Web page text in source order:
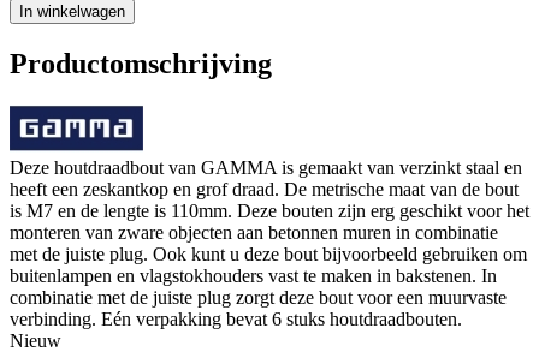
In winkelwagen
Productomschrijving
Deze houtdraadbout van GAMMA is gemaakt van verzinkt staal en
heeft een zeskantkop en grof draad. De metrische maat van de bout
is M7 en de lengte is 110mm. Deze bouten zijn erg geschikt voor het
monteren van zware objecten aan betonnen muren in combinatie
met de juiste plug. Ook kunt u deze bout bijvoorbeeld gebruiken om
buitenlampen en vlagstokhouders vast te maken in bakstenen. In
combinatie met de juiste plug zorgt deze bout voor een muurvaste
verbinding. Eén verpakking bevat 6 stuks houtdraadbouten.
Nieuw